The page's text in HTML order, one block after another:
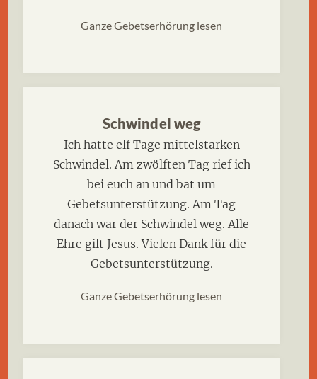
Ganze Gebetserhörung lesen
Schwindel weg
Ich hatte elf Tage mittelstarken
Schwindel. Am zwölften Tag rief ich
bei euch an und bat um
Gebetsunterstützung. Am Tag
danach war der Schwindel weg. Alle
Ehre gilt Jesus. Vielen Dank für die
Gebetsunterstützung.
Ganze Gebetserhörung lesen